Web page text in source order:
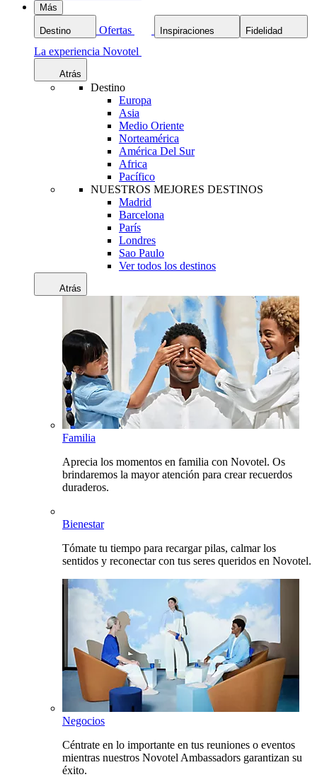
Más
Destino Ofertas Inspiraciones Fidelidad
La experiencia Novotel
Atrás
Destino
Europa
Asia
Medio Oriente
Norteamérica
América Del Sur
Africa
Pacífico
NUESTROS MEJORES DESTINOS
Madrid
Barcelona
París
Londres
Sao Paulo
Ver todos los destinos
Atrás
Familia
Aprecia los momentos en familia con Novotel. Os
brindaremos la mayor atención para crear recuerdos
duraderos.
Bienestar
Tómate tu tiempo para recargar pilas, calmar los
sentidos y reconectar con tus seres queridos en Novotel.
Negocios
Céntrate en lo importante en tus reuniones o eventos
mientras nuestros Novotel Ambassadors garantizan su
éxito.